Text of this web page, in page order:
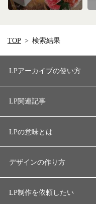
TOP 検索結果
LPアーカイブの使い方
LP関連記事
LPの意味とは
デザインの作り方
LP制作を依頼したい